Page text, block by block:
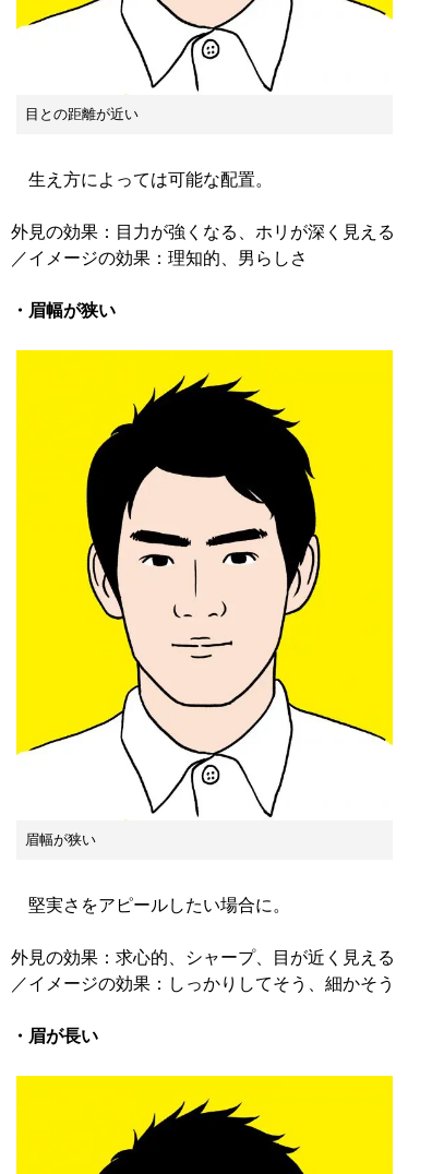
目との距離が近い
生え方によっては可能な配置。
外見の効果：目力が強くなる、ホリが深く見える
／イメージの効果：理知的、男らしさ
・眉幅が狭い
眉幅が狭い
堅実さをアピールしたい場合に。
外見の効果：求心的、シャープ、目が近く見える
／イメージの効果：しっかりしてそう、細かそう
・眉が長い